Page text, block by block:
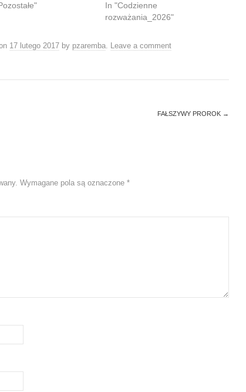
In "Codzienne
rozważania_2026"
17 lutego 2017 by pzaremba. Leave a comment
FAŁSZYWY PROROK →
Wymagane pola są oznaczone *